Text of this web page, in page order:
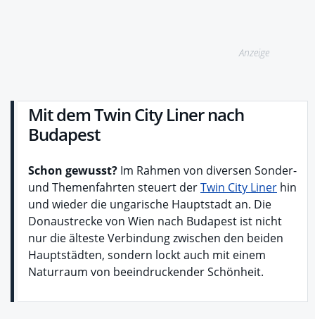
Anzeige
Mit dem Twin City Liner nach
Budapest
Schon gewusst? Im Rahmen von diversen Sonder-
und Themenfahrten steuert derTwin City Liner hin
und wieder die ungarische Hauptstadt an. Die
Donaustrecke von Wien nach Budapest ist nicht
nur die älteste Verbindung zwischen den beiden
Hauptstädten, sondern lockt auch mit einem
Naturraum von beeindruckender Schönheit.